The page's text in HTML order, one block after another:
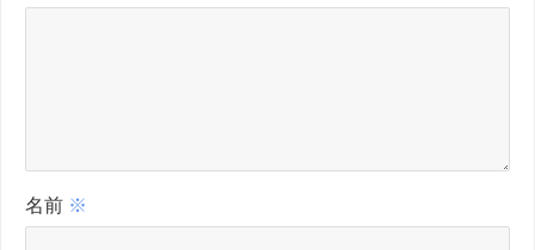
名前 ※